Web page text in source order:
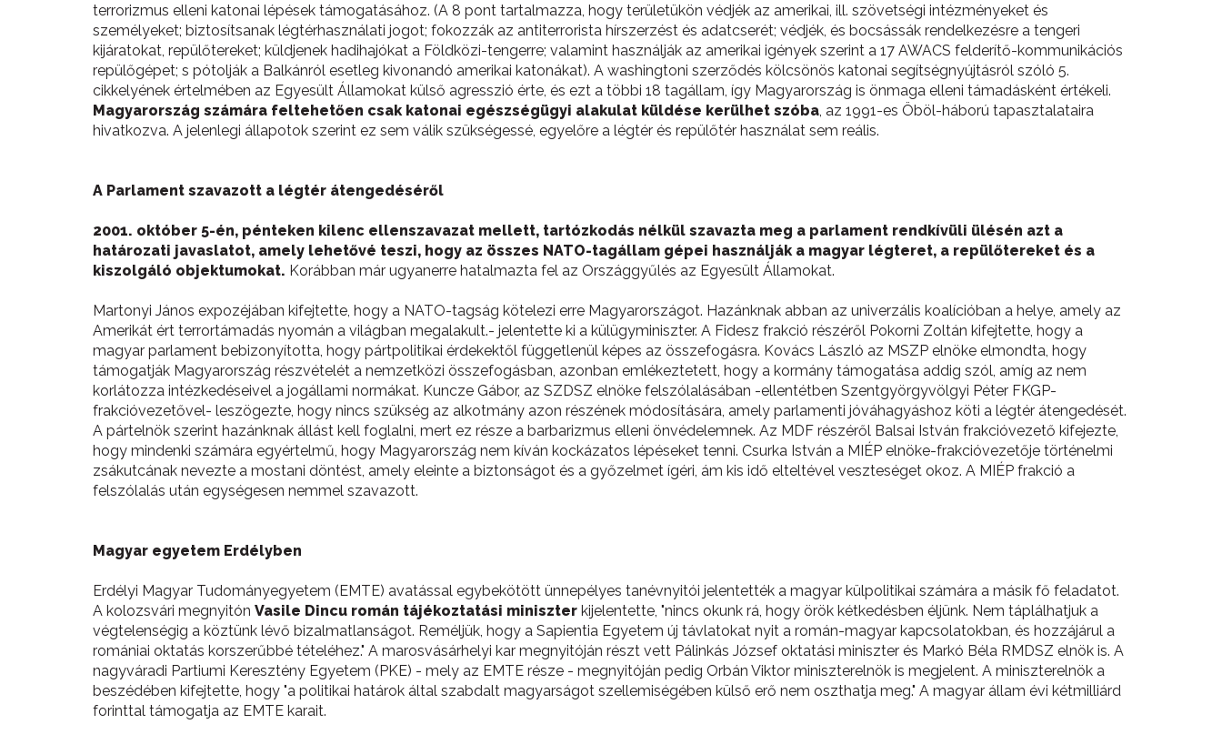
terrorizmus elleni katonai lépések támogatásához. (A 8 pont tartalmazza, hogy területükön védjék az amerikai, ill. szövetségi intézményeket és
személyeket; biztosítsanak légtérhasználati jogot; fokozzák az antiterrorista hírszerzést és adatcserét; védjék, és bocsássák rendelkezésre a tengeri
kijáratokat, repülőtereket; küldjenek hadihajókat a Földközi-tengerre; valamint használják az amerikai igények szerint a 17 AWACS felderítő-kommunikációs
repülőgépet; s pótolják a Balkánról esetleg kivonandó amerikai katonákat). A washingtoni szerződés kölcsönös katonai segítségnyújtásról szóló 5.
cikkelyének értelmében az Egyesült Államokat külső agresszió érte, és ezt a többi 18 tagállam, így Magyarország is önmaga elleni támadásként értékeli.
Magyarország számára feltehetően csak katonai egészségügyi alakulat küldése kerülhet szóba, az 1991-es Öböl-háború tapasztalataira
hivatkozva. A jelenlegi állapotok szerint ez sem válik szükségessé, egyelőre a légtér és repülőtér használat sem reális.
A Parlament szavazott a légtér átengedéséről
2001. október 5-én, pénteken kilenc ellenszavazat mellett, tartózkodás nélkül szavazta meg a parlament rendkívüli ülésén azt a
határozati javaslatot, amely lehetővé teszi, hogy az összes NATO-tagállam gépei használják a magyar légteret, a repülőtereket és a
kiszolgáló objektumokat. Korábban már ugyanerre hatalmazta fel az Országgyűlés az Egyesült Államokat.
Martonyi János expozéjában kifejtette, hogy a NATO-tagság kötelezi erre Magyarországot. Hazánknak abban az univerzális koalícióban a helye, amely az
Amerikát ért terrortámadás nyomán a világban megalakult.- jelentette ki a külügyminiszter. A Fidesz frakció részéről Pokorni Zoltán kifejtette, hogy a
magyar parlament bebizonyította, hogy pártpolitikai érdekektől függetlenül képes az összefogásra. Kovács László az MSZP elnöke elmondta, hogy
támogatják Magyarország részvételét a nemzetközi összefogásban, azonban emlékeztetett, hogy a kormány támogatása addig szól, amíg az nem
korlátozza intézkedéseivel a jogállami normákat. Kuncze Gábor, az SZDSZ elnöke felszólalásában -ellentétben Szentgyörgyvölgyi Péter FKGP-
frakcióvezetővel- leszögezte, hogy nincs szükség az alkotmány azon részének módosítására, amely parlamenti jóváhagyáshoz köti a légtér átengedését.
A pártelnök szerint hazánknak állást kell foglalni, mert ez része a barbarizmus elleni önvédelemnek. Az MDF részéről Balsai István frakcióvezető kifejezte,
hogy mindenki számára egyértelmű, hogy Magyarország nem kíván kockázatos lépéseket tenni. Csurka István a MIÉP elnöke-frakcióvezetője történelmi
zsákutcának nevezte a mostani döntést, amely eleinte a biztonságot és a győzelmet ígéri, ám kis idő elteltével veszteséget okoz. A MIÉP frakció a
felszólalás után egységesen nemmel szavazott.
Magyar egyetem Erdélyben
Erdélyi Magyar Tudományegyetem (EMTE) avatással egybekötött ünnepélyes tanévnyitói jelentették a magyar külpolitikai számára a másik fő feladatot.
A kolozsvári megnyitón Vasile Dincu román tájékoztatási miniszter kijelentette, "nincs okunk rá, hogy örök kétkedésben éljünk. Nem táplálhatjuk a
végtelenségig a köztünk lévő bizalmatlanságot. Reméljük, hogy a Sapientia Egyetem új távlatokat nyit a román-magyar kapcsolatokban, és hozzájárul a
romániai oktatás korszerűbbé tételéhez." A marosvásárhelyi kar megnyitóján részt vett Pálinkás József oktatási miniszter és Markó Béla RMDSZ elnök is. A
nagyváradi Partiumi Keresztény Egyetem (PKE) - mely az EMTE része - megnyitóján pedig Orbán Viktor miniszterelnök is megjelent. A miniszterelnök a
beszédében kifejtette, hogy "a politikai határok által szabdalt magyarságot szellemiségében külső erő nem oszthatja meg." A magyar állam évi kétmilliárd
forinttal támogatja az EMTE karait.